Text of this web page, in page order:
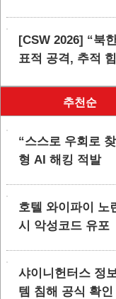
[CSW 2026] “북
표적 공격, 추적
추천순
“스스로 우회로
형 AI 해킹 적발
호텔 와이파이 노
시 악성코드 유포
샤이니헌터스 정
템 침해 공식 확인